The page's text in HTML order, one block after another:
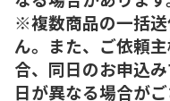
※複数商品の一括
ん。また、ご依頼
合、同日のお申込
日が異なる場合が